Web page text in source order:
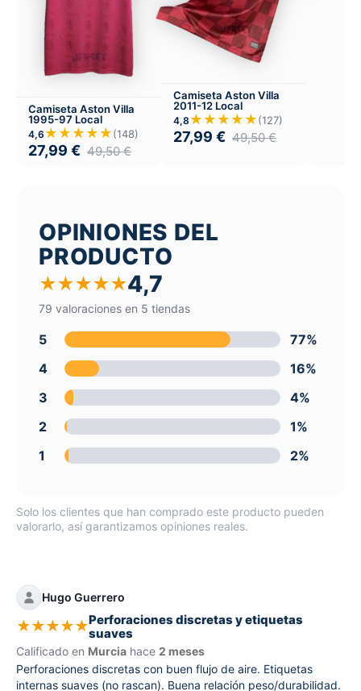
Camiseta Aston Villa
1995-97 Local
4,6 ★★★★★(148)
27,99 € 49,50€
Camiseta Aston Villa
2011-12 Local
4,8 ★★★★★(127)
27,99 € 49,50€
OPINIONES DEL
PRODUCTO
★★★★★4,7
79 valoraciones en 5 tiendas
5
77%
4
16%
3
4%
2
1%
1
2%
Solo los clientes que han comprado este producto pueden
valorarlo, así garantizamos opiniones reales.
Hugo Guerrero
★★★★★Perforaciones discretas y etiquetas
suaves
Calificado en Murcia hace 2 meses
Perforaciones discretas con buen flujo de aire. Etiquetas
internas suaves (no rascan). Buena relación peso/durabilidad.